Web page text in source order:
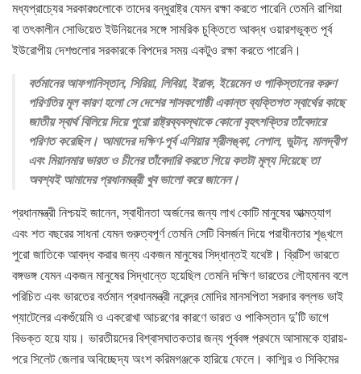
মধ্যপ্রাচ্যের সরকারগুলোকে তাদের বন্ধুরাষ্ট্র যেমন রক্ষা করতে পারেনি তেমনি রাশিয়া
বা তৎকালীন সোভিয়েত ইউনিয়নের সঙ্গে সামরিক চুক্তিতে আবদ্ধ ওয়ারশভুক্ত পূর্ব
ইউরোপীয় দেশগুলোর সরকারকে বিপদের সময় একটুও রক্ষা করতে পারেনি।
বর্তমানের আফগানিস্তান, সিরিয়া, লিবিয়া, ইরাক, ইয়েমেন ও পাকিস্তানের করুণ
পরিণতির মূল কারণ হলো সে দেশের শাসকগোষ্ঠী একান্ত ব্যক্তিগত স্বার্থের কাছে
জাতীয় স্বার্থ বিলিয়ে দিয়ে পুরো রাষ্ট্রব্যবস্থাকে কোনো বৃহৎশক্তির তাঁবেদারে
পরিণত করেছিল। আমাদের দক্ষিণ-পূর্ব এশিয়ার শ্রীলঙ্কা, নেপাল, ভুটান, মালদ্বীপ
এবং মিয়ানমার ভারত ও চীনের তাঁবেদারি করতে গিয়ে কতটা মূল্য দিয়েছে তা
অবশ্যই আমাদের প্রধানমন্ত্রী খুব ভালো করে জানেন।
প্রধানমন্ত্রী নিশ্চয়ই জানেন, স্বাধীনতা অর্জনের জন্য লাখ কোটি মানুষের আত্মত্যাগ
এবং শত বছরের সাধনা যেমন গুরুত্বপূর্ণ তেমনি সেটি বিসর্জন দিয়ে পরাধীনতার শৃঙ্খলে
পুরো জাতিকে আবদ্ধ করার জন্য একজন মানুষের সিদ্ধান্তই যথেষ্ট। ব্রিটিশ ভারতে
বঙ্গভঙ্গ যেমন একজন মানুষের সিদ্ধান্তে হয়েছিল তেমনি দক্ষিণ ভারতের লৌহমানব বলে
পরিচিত এবং ভারতের বর্তমান প্রধানমন্ত্রী নরেন্দ্র মোদির মানসপিতা সরদার বল্লভ ভাই
প্যাটেলের একগুঁয়েমি ও একরোখা আচরণের কারণে ভারত ও পাকিস্তান দু’টি ভাগে
বিভক্ত হয়ে যায়। ভারতীয়দের বিশ্বাসঘাতকতার জন্য পূর্ববঙ্গ প্রথমে আসামকে হারায়-
পরে সিলেট জেলার অবিচ্ছেদ্য অংশ করিমগঞ্জকে হারিয়ে ফেলে। কাশ্মির ও সিকিমের